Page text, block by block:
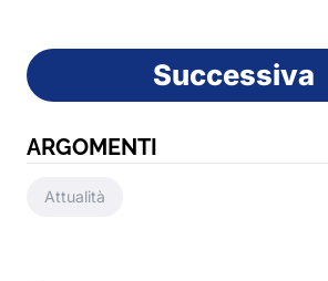
Successiva
ARGOMENTI
Attualità